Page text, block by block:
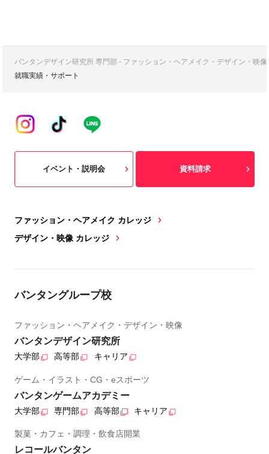
バンタンデザイン研究所 専門部 - ファッション・ヘアメイク・デザイン・映
就職実績・サポート
ファッション・ヘアメイク カレッジ
デザイン・映像 カレッジ
イベント・説明会 資料請求
バンタングループ校
ファッション・ヘアメイク・デザイン・映像
バンタンデザイン研究所
大学部 高等部 キャリア
ゲーム・イラスト・CG・eスポーツ
バンタンゲームアカデミー
大学部 専門部 高等部 キャリア
製菓・カフェ・調理・飲食店開業
レコールバンタン